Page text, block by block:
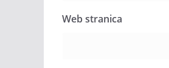
Web stranica